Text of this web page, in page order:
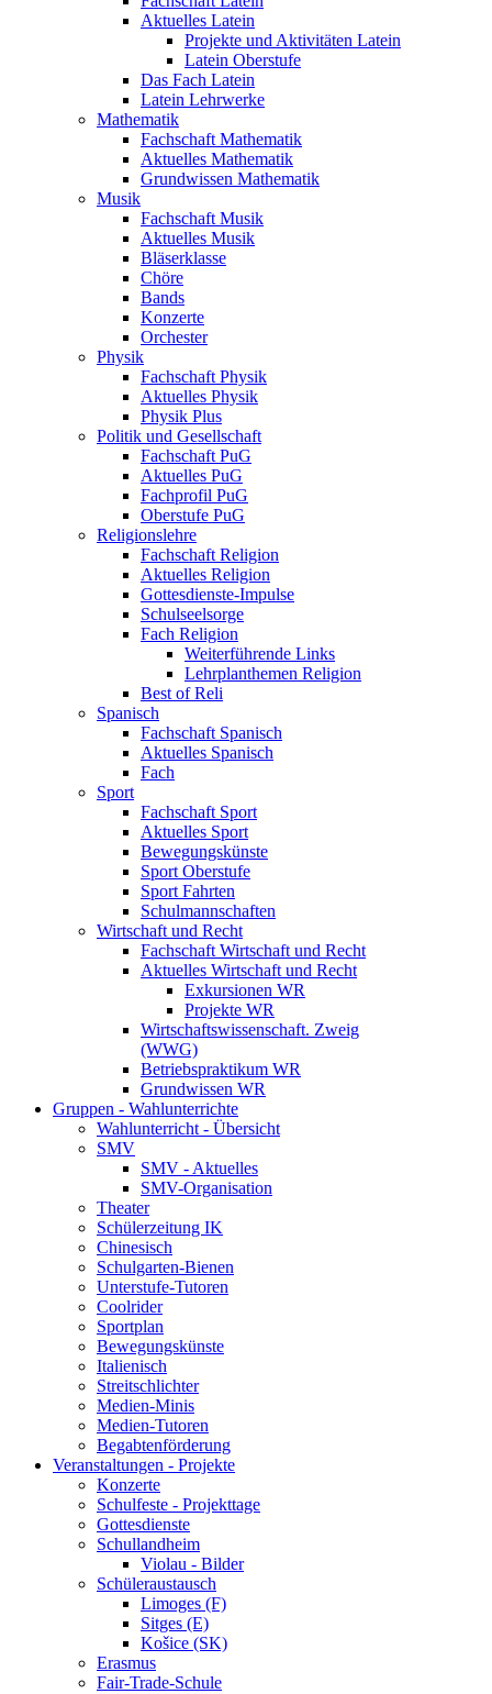
Aktuelles Latein
Projekte und Aktivitäten Latein
Latein Oberstufe
Das Fach Latein
Latein Lehrwerke
Mathematik
Fachschaft Mathematik
Aktuelles Mathematik
Grundwissen Mathematik
Musik
Fachschaft Musik
Aktuelles Musik
Bläserklasse
Chöre
Bands
Konzerte
Orchester
Physik
Fachschaft Physik
Aktuelles Physik
Physik Plus
Politik und Gesellschaft
Fachschaft PuG
Aktuelles PuG
Fachprofil PuG
Oberstufe PuG
Religionslehre
Fachschaft Religion
Aktuelles Religion
Gottesdienste-Impulse
Schulseelsorge
Fach Religion
Weiterführende Links
Lehrplanthemen Religion
Best of Reli
Spanisch
Fachschaft Spanisch
Aktuelles Spanisch
Fach
Sport
Fachschaft Sport
Aktuelles Sport
Bewegungskünste
Sport Oberstufe
Sport Fahrten
Schulmannschaften
Wirtschaft und Recht
Fachschaft Wirtschaft und Recht
Aktuelles Wirtschaft und Recht
Exkursionen WR
Projekte WR
Wirtschaftswissenschaft. Zweig
(WWG)
Betriebspraktikum WR
Grundwissen WR
Gruppen - Wahlunterrichte
Wahlunterricht - Übersicht
SMV
SMV - Aktuelles
SMV-Organisation
Theater
Schülerzeitung IK
Chinesisch
Schulgarten-Bienen
Unterstufe-Tutoren
Coolrider
Sportplan
Bewegungskünste
Italienisch
Streitschlichter
Medien-Minis
Medien-Tutoren
Begabtenförderung
Veranstaltungen - Projekte
Konzerte
Schulfeste - Projekttage
Gottesdienste
Schullandheim
Violau - Bilder
Schüleraustausch
Limoges (F)
Sitges (E)
Košice (SK)
Erasmus
Fair-Trade-Schule